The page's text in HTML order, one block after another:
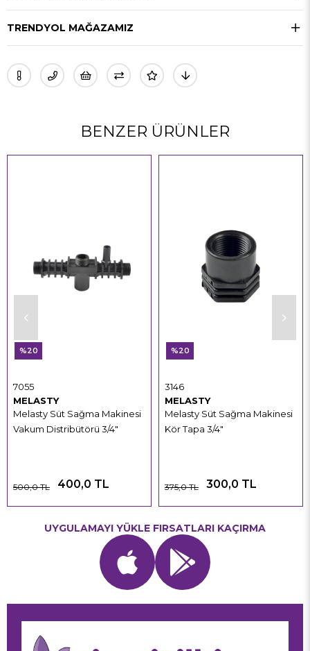
TRENDYOL MAĞAZAMIZ
BENZER ÜRÜNLER
MELASTY
Melasty Süt Sağma Makinesi
Vakum Distribütörü 3/4"
7055
400,0 TL
500,0 TL
%20
MELASTY
Melasty Süt Sağma Makinesi
Kör Tapa 3/4"
3146
300,0 TL
375,0 TL
%20
UYGULAMAYI YÜKLE FIRSATLARI KAÇIRMA